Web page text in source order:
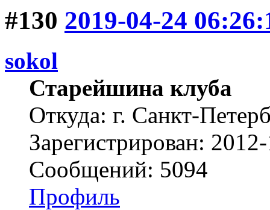
#130 2019-04-24
sokol
Старейшина клуба
Откуда: г. Санкт-
Зарегистрирован:
Сообщений: 5094
Профиль